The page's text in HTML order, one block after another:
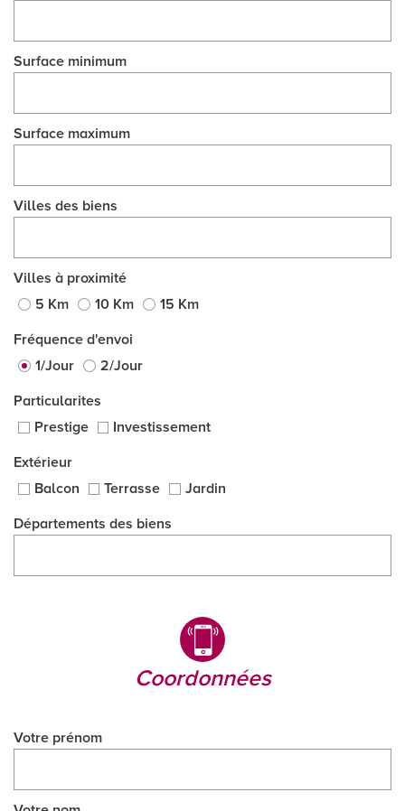
Surface minimum
Surface maximum
Villes des biens
Villes à proximité
5 Km
10 Km
15 Km
Fréquence d'envoi
1/Jour
2/Jour
Particularites
Prestige
Investissement
Extérieur
Balcon
Terrasse
Jardin
Départements des biens
coordonnées
Votre prénom